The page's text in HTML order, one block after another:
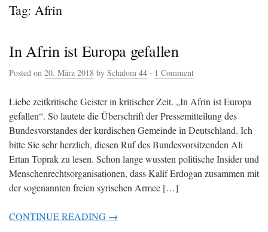
to
content
Tag: Afrin
In Afrin ist Europa gefallen
Posted on 20. März 2018 by Schalom 44 · 1 Comment
Liebe zeitkritische Geister in kritischer Zeit. „In Afrin ist Europa
gefallen“. So lautete die Überschrift der Pressemitteilung des
Bundesvorstandes der kurdischen Gemeinde in Deutschland. Ich
bitte Sie sehr herzlich, diesen Ruf des Bundesvorsitzenden Ali
Ertan Toprak zu lesen. Schon lange wussten politische Insider und
Menschenrechtsorganisationen, dass Kalif Erdogan zusammen mit
der sogenannten freien syrischen Armee […]
CONTINUE READING →